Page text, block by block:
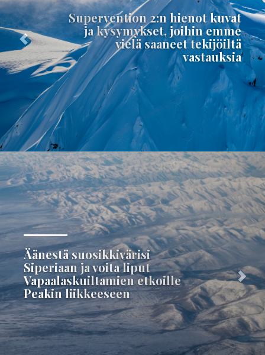
Supervention 2:n hienot kuvat
ja kysymykset, joihin emme
vielä saaneet tekijöiltä
vastauksia
Äänestä suosikkivärisi
Siperiaan ja voita liput
Vapaalaskuiltamien etkoille
Peakin liikkeeseen
Edellinen